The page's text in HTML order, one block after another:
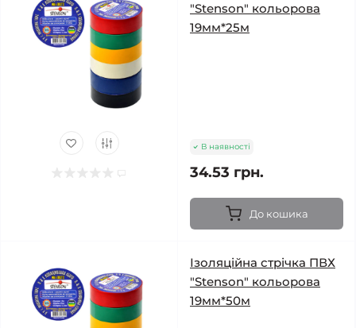
"Stenson" кольорова
19мм*25м
В наявності
34.53 грн.
До кошика
Ізоляційна стрічка ПВХ
"Stenson" кольорова
19мм*50м